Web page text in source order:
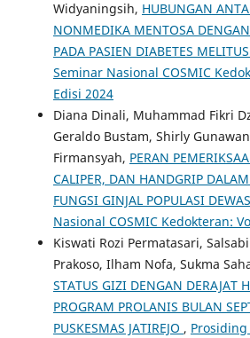
Widyaningsih, HUBUNGAN
NONMEDIKA MENTOSA
PADA PASIEN DIABETES
Seminar Nasional COSMIC
Edisi 2024
Diana Dinali, Muhammad Fikri
Geraldo Bustam, Shirly
Firmansyah, PERAN
CALIPER, DAN HANDGRIP
FUNGSI GINJAL POPULASI
Nasional COSMIC Kedokteran:
Kiswati Rozi Permatasari,
Prakoso, Ilham Nofa, Sukma
STATUS GIZI DENGAN DERAJAT
PROGRAM PROLANIS BULAN
PUSKESMAS JATIREJO ,